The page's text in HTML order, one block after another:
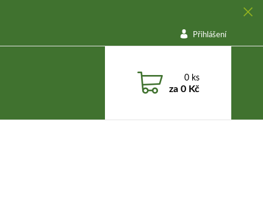
Přihlášení
0 ks
za0 Kč